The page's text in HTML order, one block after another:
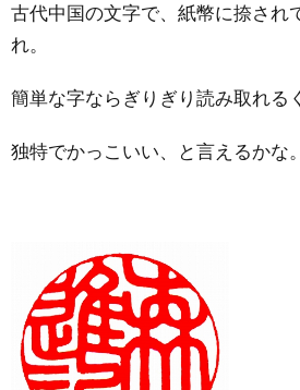
古代中国の文字で、紙幣に捺され
れ。
簡単な字ならぎりぎり読み取れる
独特でかっこいい、と言えるかな。